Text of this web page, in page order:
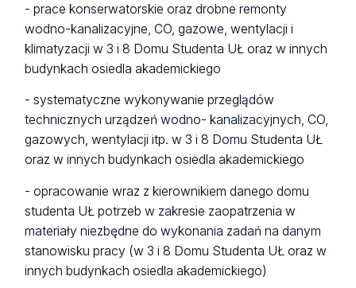
- prace konserwatorskie oraz drobne remonty
wodno-kanalizacyjne, CO, gazowe, wentylacji i
klimatyzacji w 3 i 8 Domu Studenta UŁ oraz w innych
budynkach osiedla akademickiego
- systematyczne wykonywanie przeglądów
technicznych urządzeń wodno- kanalizacyjnych, CO,
gazowych, wentylacji itp. w 3 i 8 Domu Studenta UŁ
oraz w innych budynkach osiedla akademickiego
- opracowanie wraz z kierownikiem danego domu
studenta UŁ potrzeb w zakresie zaopatrzenia w
materiały niezbędne do wykonania zadań na danym
stanowisku pracy (w 3 i 8 Domu Studenta UŁ oraz w
innych budynkach osiedla akademickiego)